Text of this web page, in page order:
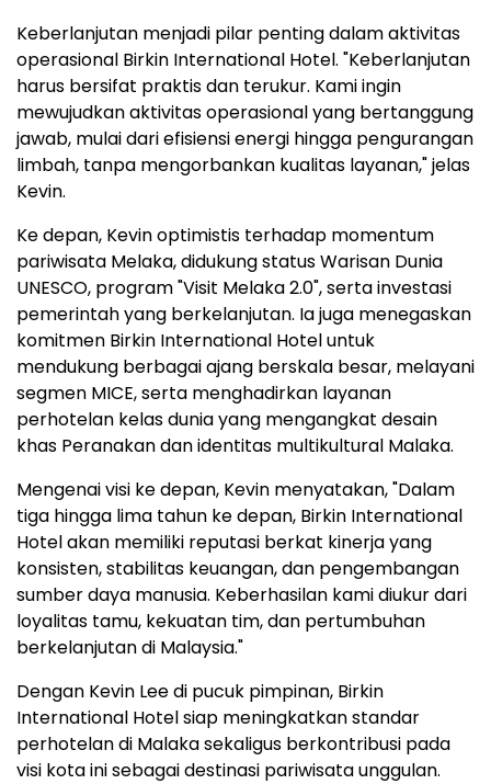
Keberlanjutan menjadi pilar penting dalam aktivitas
operasional Birkin International Hotel. "Keberlanjutan
harus bersifat praktis dan terukur. Kami ingin
mewujudkan aktivitas operasional yang bertanggung
jawab, mulai dari efisiensi energi hingga pengurangan
limbah, tanpa mengorbankan kualitas layanan," jelas
Kevin.
Ke depan, Kevin optimistis terhadap momentum
pariwisata Melaka, didukung status Warisan Dunia
UNESCO, program "Visit Melaka 2.0", serta investasi
pemerintah yang berkelanjutan. Ia juga menegaskan
komitmen Birkin International Hotel untuk
mendukung berbagai ajang berskala besar, melayani
segmen MICE, serta menghadirkan layanan
perhotelan kelas dunia yang mengangkat desain
khas Peranakan dan identitas multikultural Malaka.
Mengenai visi ke depan, Kevin menyatakan, "Dalam
tiga hingga lima tahun ke depan, Birkin International
Hotel akan memiliki reputasi berkat kinerja yang
konsisten, stabilitas keuangan, dan pengembangan
sumber daya manusia. Keberhasilan kami diukur dari
loyalitas tamu, kekuatan tim, dan pertumbuhan
berkelanjutan di Malaysia."
Dengan Kevin Lee di pucuk pimpinan, Birkin
International Hotel siap meningkatkan standar
perhotelan di Malaka sekaligus berkontribusi pada
visi kota ini sebagai destinasi pariwisata unggulan.